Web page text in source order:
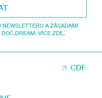
A ZÁSADAMI
VÍCE ZDE.
CDF